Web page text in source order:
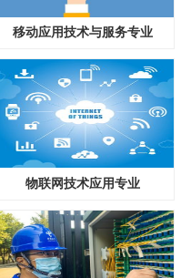
移动应用技术与服务专业
物联网技术应用专业